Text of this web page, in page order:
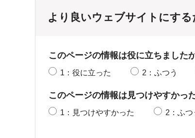
より良いウェブサイトにす
このページの情報は役に立ちました
1：役に立った 2：ふつう
このページの情報は見つけやすかっ
1：見つけやすかった 2：ふつ